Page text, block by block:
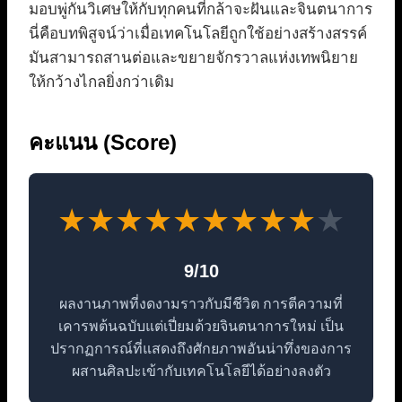
มอบพู่กันวิเศษให้กับทุกคนที่กล้าจะฝันและจินตนาการ
นี่คือบทพิสูจน์ว่าเมื่อเทคโนโลยีถูกใช้อย่างสร้างสรรค์
มันสามารถสานต่อและขยายจักรวาลแห่งเทพนิยาย
ให้กว้างไกลยิ่งกว่าเดิม
คะแนน (Score)
★★★★★★★★★★
9/10
ผลงานภาพที่งดงามราวกับมีชีวิต การตีความที่
เคารพต้นฉบับแต่เปี่ยมด้วยจินตนาการใหม่ เป็น
ปรากฏการณ์ที่แสดงถึงศักยภาพอันน่าทึ่งของการ
ผสานศิลปะเข้ากับเทคโนโลยีได้อย่างลงตัว